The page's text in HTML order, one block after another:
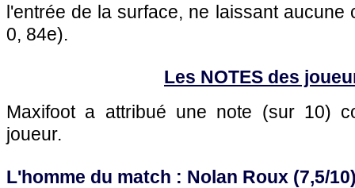
l'entrée de la surface, ne laissant aucune
0, 84e).
Les NOTES des
Maxifoot a attribué une note (sur 10)
joueur.
L'homme du match : Nolan Roux (7,5/